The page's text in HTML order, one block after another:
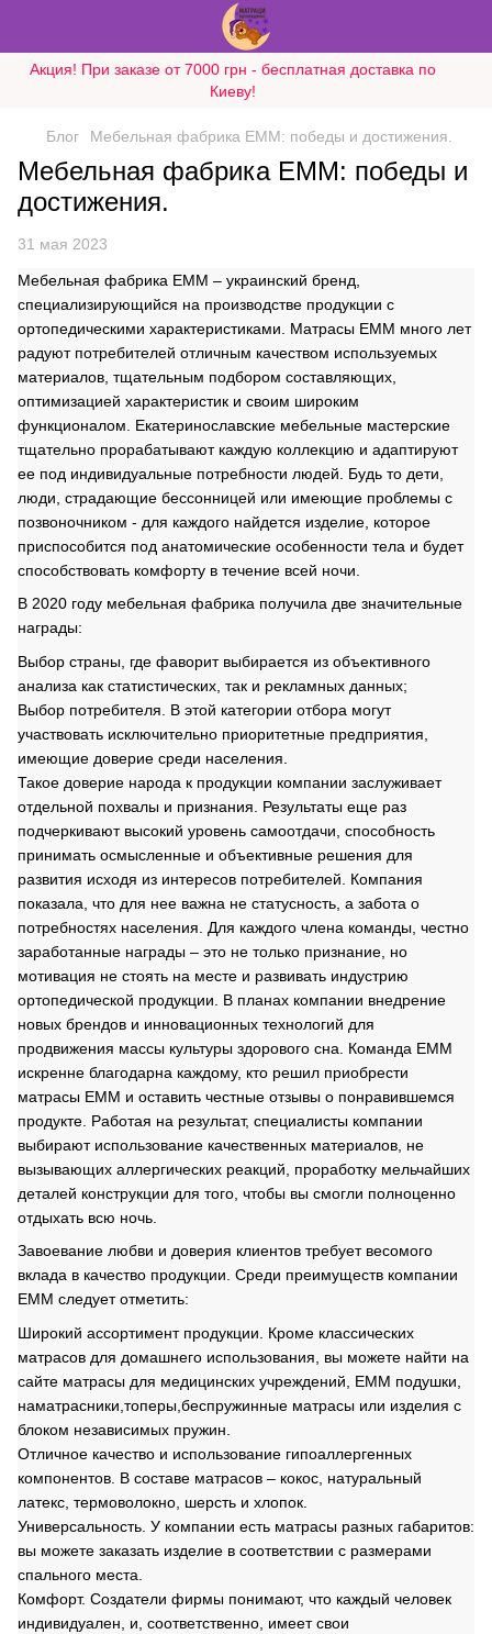
Акция! При заказе от 7000 грн - бесплатная доставка по
Киеву!
Блог Мебельная фабрика ЕММ: победы и достижения.
Мебельная фабрика ЕММ: победы и
достижения.
31 мая 2023
Мебельная фабрика ЕММ – украинский бренд,
специализирующийся на производстве продукции с
ортопедическими характеристиками. Матрасы ЕММ много лет
радуют потребителей отличным качеством используемых
материалов, тщательным подбором составляющих,
оптимизацией характеристик и своим широким
функционалом. Екатеринославские мебельные мастерские
тщательно прорабатывают каждую коллекцию и адаптируют
ее под индивидуальные потребности людей. Будь то дети,
люди, страдающие бессонницей или имеющие проблемы с
позвоночником - для каждого найдется изделие, которое
приспособится под анатомические особенности тела и будет
способствовать комфорту в течение всей ночи.
В 2020 году мебельная фабрика получила две значительные
награды:
Выбор страны, где фаворит выбирается из объективного
анализа как статистических, так и рекламных данных;
Выбор потребителя. В этой категории отбора могут
участвовать исключительно приоритетные предприятия,
имеющие доверие среди населения.
Такое доверие народа к продукции компании заслуживает
отдельной похвалы и признания. Результаты еще раз
подчеркивают высокий уровень самоотдачи, способность
принимать осмысленные и объективные решения для
развития исходя из интересов потребителей. Компания
показала, что для нее важна не статусность, а забота о
потребностях населения. Для каждого члена команды, честно
заработанные награды – это не только признание, но
мотивация не стоять на месте и развивать индустрию
ортопедической продукции. В планах компании внедрение
новых брендов и инновационных технологий для
продвижения массы культуры здорового сна. Команда ЕММ
искренне благодарна каждому, кто решил приобрести
матрасы ЕММ и оставить честные отзывы о понравившемся
продукте. Работая на результат, специалисты компании
выбирают использование качественных материалов, не
вызывающих аллергических реакций, проработку мельчайших
деталей конструкции для того, чтобы вы смогли полноценно
отдыхать всю ночь.
Завоевание любви и доверия клиентов требует весомого
вклада в качество продукции. Среди преимуществ компании
ЕММ следует отметить:
Широкий ассортимент продукции. Кроме классических
матрасов для домашнего использования, вы можете найти на
сайте матрасы для медицинских учреждений, ЕММ подушки,
наматрасники,топеры,беспружинные матрасы или изделия с
блоком независимых пружин.
Отличное качество и использование гипоаллергенных
компонентов. В составе матрасов – кокос, натуральный
латекс, термоволокно, шерсть и хлопок.
Универсальность. У компании есть матрасы разных габаритов:
вы можете заказать изделие в соответствии с размерами
спального места.
Комфорт. Создатели фирмы понимают, что каждый человек
индивидуален, и, соответственно, имеет свои